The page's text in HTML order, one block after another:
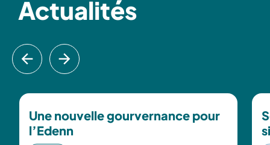
Actualités
Une nouvelle gourvernance pour
l’Edenn